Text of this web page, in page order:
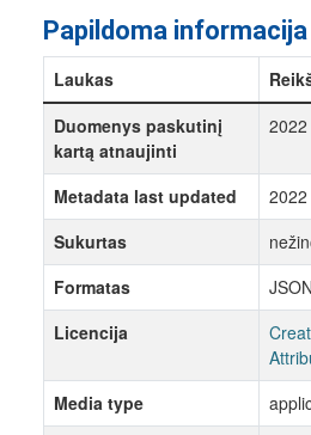
Papildoma informacija
Laukas
Duomenys paskutinį
kartą atnaujinti
Metadata last updated
Sukurtas
Formatas
JSON
Licencija
Media type